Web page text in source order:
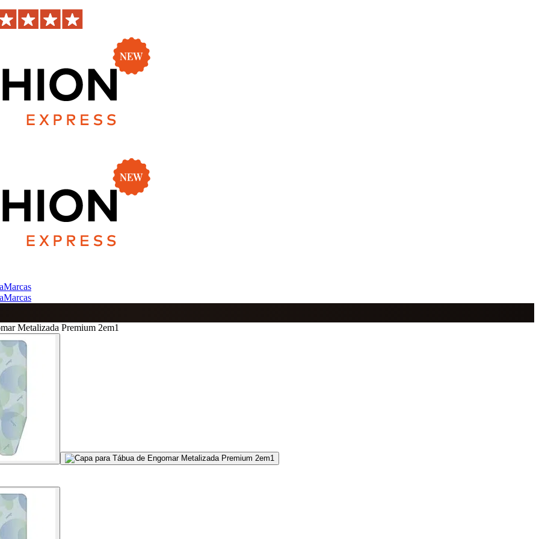
Marcas
Marcas
Metalizada Premium 2em1